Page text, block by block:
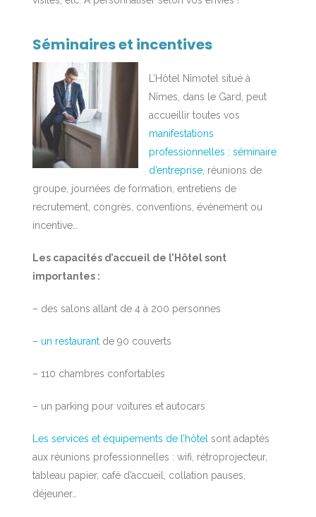
Séminaires et incentives
L’Hôtel Nîmotel situé à
Nîmes, dans le Gard, peut
accueillir toutes vos
manifestations
professionnelles : séminaire
d’entreprise , réunions de
groupe, journées de formation, entretiens de
recrutement, congrès, conventions,événement ou
incentive…
Les capacités d’accueil de l’Hôtel sont
importantes :
– des salons allant de 4 à 200 personnes
– un restaurant de 90 couverts
– 110 chambres confortables
– un parking pour voitures et autocars
Les services et équipements de l’hôtel sont adaptés
aux réunions professionnelles : wifi, rétroprojecteur,
tableau papier, café d’accueil, collation pauses,
déjeuner…